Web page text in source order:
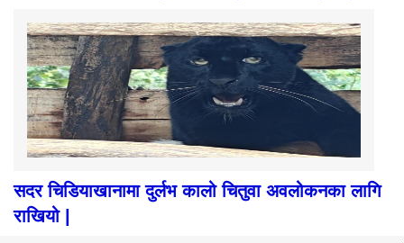
सदर चिडियाखानामा दुर्लभ कालो चितुवा अवलोकनका लागि
राखियो |